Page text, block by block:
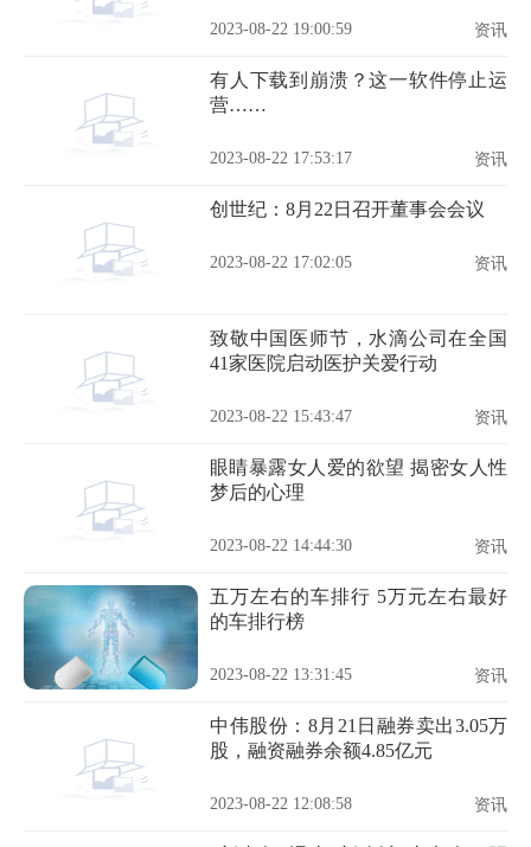
保护
2023-08-22 19:00:59 资讯
有人下载到崩溃？这一软件停止运
营……
2023-08-22 17:53:17 资讯
创世纪：8月22日召开董事会会议
2023-08-22 17:02:05 资讯
致敬中国医师节，水滴公司在全国
41家医院启动医护关爱行动
2023-08-22 15:43:47 资讯
眼睛暴露女人爱的欲望 揭密女人性
梦后的心理
2023-08-22 14:44:30 资讯
五万左右的车排行 5万元左右最好
的车排行榜
2023-08-22 13:31:45 资讯
中伟股份：8月21日融券卖出3.05万
股，融资融券余额4.85亿元
2023-08-22 12:08:58 资讯